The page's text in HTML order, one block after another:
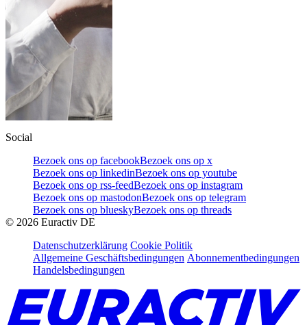
Social
Bezoek ons op facebookBezoek ons op x
Bezoek ons op linkedinBezoek ons op youtube
Bezoek ons op rss-feedBezoek ons op instagram
Bezoek ons op mastodonBezoek ons op telegram
Bezoek ons op blueskyBezoek ons op threads
© 2026 Euractiv DE
Datenschutzerklärung Cookie Politik
Allgemeine Geschäftsbedingungen Abonnementbedingungen
Handelsbedingungen